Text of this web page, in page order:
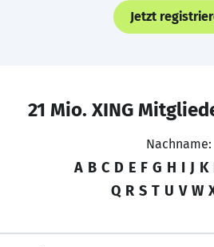
Jetzt
21 Mio. XING
Nachname:
A B C D E F G H I J K
Q R S T U V W